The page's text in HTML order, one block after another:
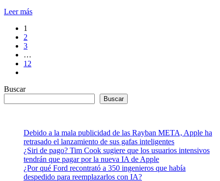
Leer más
1
2
3
…
12
Buscar
Buscar
Debido a la mala publicidad de las Rayban META, Apple ha
retrasado el lanzamiento de sus gafas inteligentes
¿Siri de pago? Tim Cook sugiere que los usuarios intensivos
tendrán que pagar por la nueva IA de Apple
¿Por qué Ford recontrató a 350 ingenieros que había
despedido para reemplazarlos con IA?